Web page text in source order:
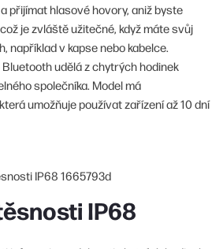
přijímat hlasové hovory, aniž byste
je zvláště užitečné, když máte svůj
například v kapse nebo kabelce.
udělá z chytrých hodinek
společníka. Model má
umožňuje používat zařízení až 10 dní
IP68